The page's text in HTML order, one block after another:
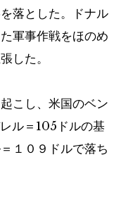
落とした。ドナル
軍事作戦をほのめ
した。
こし、米国のベン
ル＝105ドルの基
１０９ドルで落ち